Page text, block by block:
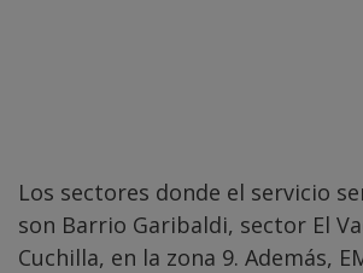
Los sectores donde el servicio
son Barrio Garibaldi, sector El
Cuchilla, en la zona 9. Además,